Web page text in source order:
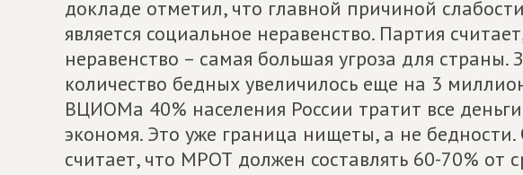
докладе отметил, что главной причиной
является социальное неравенство. Партия
неравенство – самая большая угроза для
количество бедных увеличилось еще на 3
ВЦИОМа 40% населения России тратит все
экономя. Это уже граница нищеты, а не бедности.
считает, что МРОТ должен составлять 60-70% от